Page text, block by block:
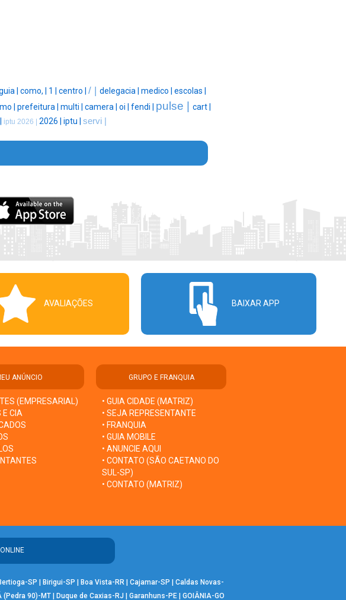
| como, | 1 | centro | / | delegacia | medico | escolas |
| prefeitura | multi | camera | oi | fendi | pulse |
cart |
iptu 2026 | 2026 | iptu | servi |
AVALIAÇÕES BAIXAR APP
ANÚNCIO
(EMPRESARIAL)
E CIA
GRUPO E FRANQUIA
• GUIA CIDADE (MATRIZ)
• SEJA REPRESENTANTE
• FRANQUIA
• GUIA MOBILE
• ANUNCIE AQUI
• CONTATO (SÃO CAETANO DO
SUL-SP)
• CONTATO (MATRIZ)
SP | Birigui-SP | Boa Vista-RR | Cajamar-SP | Caldas Novas-
(Pedra 90)-MT | Duque de Caxias-RJ | Garanhuns-PE | GOIÂNIA-GO